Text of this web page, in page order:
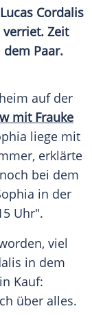
Lucas Cordalis
Zeit
Paar.
auf der
mit Frauke
liege mit
erklärte
bei dem
in der
Uhr".
viel
in dem
Kauf:
über alles.